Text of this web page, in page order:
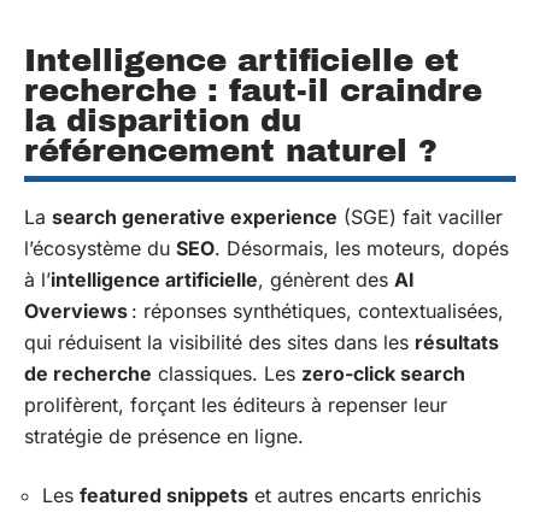
Intelligence artificielle et
recherche : faut-il craindre
la disparition du
référencement naturel ?
La search generative experience (SGE) fait vaciller
l’écosystème du SEO. Désormais, les moteurs, dopés
à l’intelligence artificielle, génèrent des AI
Overviews : réponses synthétiques, contextualisées,
qui réduisent la visibilité des sites dans les résultats
de recherche classiques. Les zero-click search
prolifèrent, forçant les éditeurs à repenser leur
stratégie de présence en ligne.
Les featured snippets et autres encarts enrichis